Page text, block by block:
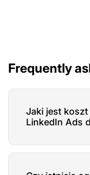
Frequently
Jaki jest
LinkedIn Ads